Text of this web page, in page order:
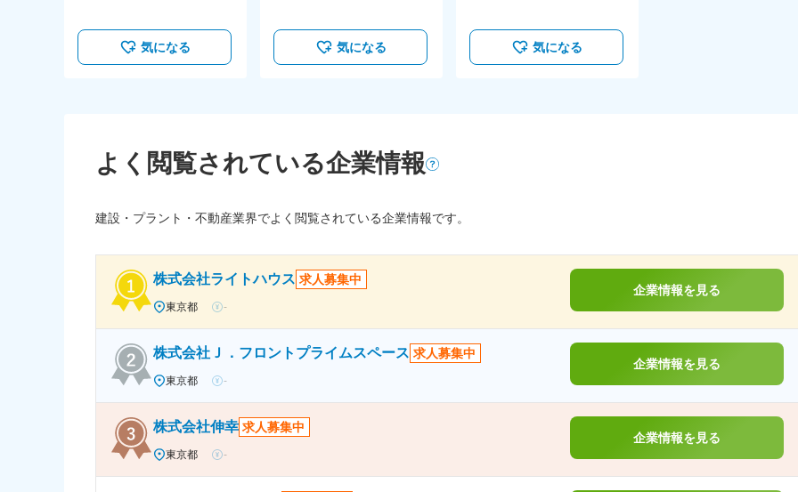
気になる 気になる 気になる
よく閲覧されている企業情報
建設・プラント・不動産業界でよく閲覧されている企業情報です。
株式会社ライトハウス 求人募集中
東京都 -
企業情報を見る
株式会社Ｊ．フロントプライムスペース 求人募集中
東京都 -
企業情報を見る
株式会社伸幸 求人募集中
東京都 -
企業情報を見る